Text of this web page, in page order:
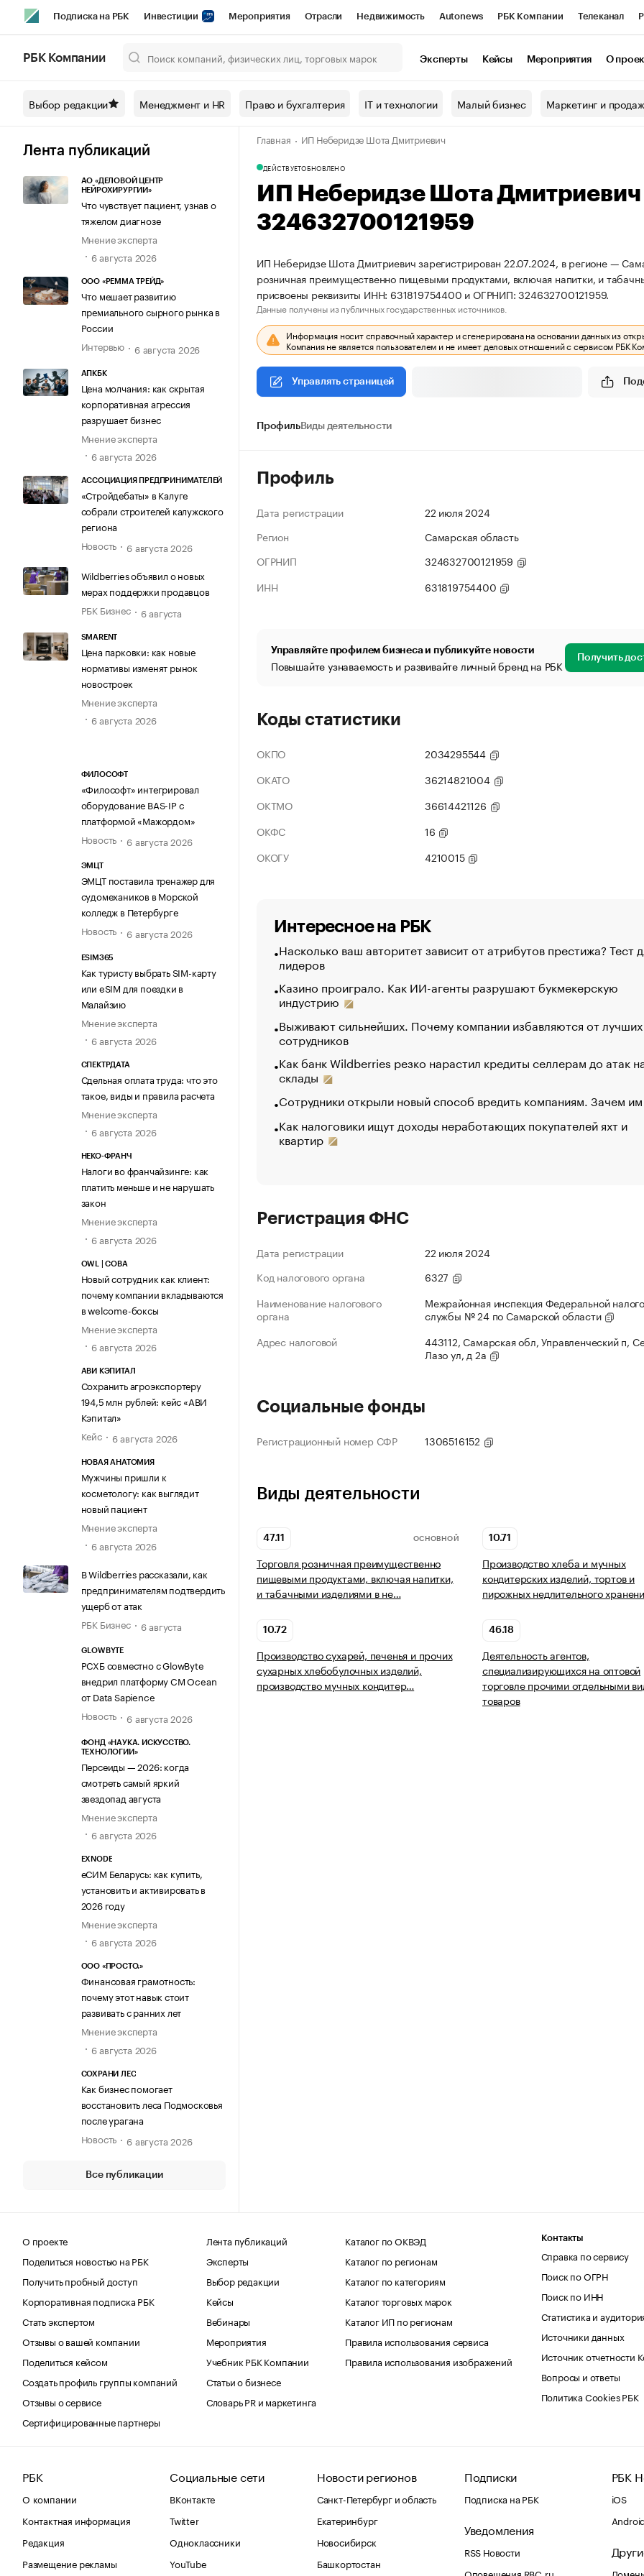
Подписка на РБК Инвестиции Мероприятия Отрасли Недвижимость Autonews РБК Компании Телеканал
Спецпроекты СПб Конференции СПб Спецпроекты Проверка контрагентов
Технологии и медиа Рынок наличной валюты
РБК Компании Эксперты Кейсы Мероприятия О
Выбор редакции Менеджмент и HR Право и бухгалтерия IT и технологии Малый бизнес Маркетинг и
Лента публикаций
АО «ДЕЛОВОЙ ЦЕНТР
НЕЙРОХИРУРГИИ»
Что чувствует пациент, узнав о
тяжелом диагнозе
Мнение эксперта
6 августа 2026
ООО «РЕММА ТРЕЙД»
Что мешает развитию
премиального сырного рынка в
России
Интервью
6 августа 2026
АПКБК
Цена молчания: как скрытая
корпоративная агрессия
разрушает бизнес
Мнение эксперта
6 августа 2026
АССОЦИАЦИЯ ПРЕДПРИНИМАТЕЛЕЙ
«Стройдебаты» в Калуге
собрали строителей калужского
региона
Новость
6 августа 2026
Wildberries объявил о новых
мерах поддержки продавцов
РБК Бизнес
6 августа
SMARENT
Цена парковки: как новые
нормативы изменят рынок
новостроек
Мнение эксперта
6 августа 2026
ФИЛОСОФТ
«Философт» интегрировал
оборудование BAS-IP с
платформой «Мажордом»
Новость
6 августа 2026
ЭМЦТ
ЭМЦТ поставила тренажер для
судомехаников в Морской
колледж в Петербурге
Новость
6 августа 2026
ESIM365
Как туристу выбрать SIM-карту
или eSIM для поездки в
Малайзию
Мнение эксперта
6 августа 2026
СПЕКТРДАТА
Сдельная оплата труда: что это
такое, виды и правила расчета
Мнение эксперта
6 августа 2026
НЕКО-ФРАНЧ
Налоги во франчайзинге: как
платить меньше и не нарушать
закон
Мнение эксперта
6 августа 2026
OWL | СОВА
Новый сотрудник как клиент:
почему компании вкладываются
в welcome-боксы
Мнение эксперта
6 августа 2026
АВИ КЭПИТАЛ
Сохранить агроэкспортеру
194,5 млн рублей: кейс «АВИ
Кэпитал»
Кейс
6 августа 2026
НОВАЯ АНАТОМИЯ
Мужчины пришли к
косметологу: как выглядит
новый пациент
Мнение эксперта
6 августа 2026
В Wildberries рассказали, как
предпринимателям подтвердить
ущерб от атак
РБК Бизнес
6 августа
GLOWBYTE
РСХБ совместно с GlowByte
внедрил платформу CM Ocean
от Data Sapience
Новость
6 августа 2026
ФОНД «НАУКА. ИСКУССТВО.
ТЕХНОЛОГИИ»
Персеиды — 2026: когда
смотреть самый яркий
звездопад августа
Мнение эксперта
6 августа 2026
EXNODE
еСИМ Беларусь: как купить,
установить и активировать в
2026 году
Мнение эксперта
6 августа 2026
ООО «ПРОСТО.»
Финансовая грамотность:
почему этот навык стоит
развивать с ранних лет
Мнение эксперта
6 августа 2026
СОХРАНИ ЛЕС
Как бизнес помогает
восстановить леса Подмосковья
после урагана
Новость
6 августа 2026
Все публикации
Главная ИП Неберидзе Шота Дмитриевич
ДЕЙСТВУЕТОБНОВЛЕНО
ИП Неберидзе Шота
324632700121959
ИП Неберидзе Шота Дмитриевич зарегистрирован 22.07.2024, в регионе —
розничная преимущественно пищевыми продуктами, включая напитки, и
присвоены реквизиты ИНН: 631819754400 и ОГРНИП: 324632700121959.
Данные получены из публичных государственных источников.
Информация носит справочный характер и сгенерирована на основании данных из
Компания не является пользователем и не имеет деловых отношений с сервисом РБК
Управлять страницей
ПрофильВиды деятельности
Профиль
Дата регистрации
22 июля 2024
Регион
Самарская область
ОГРНИП
324632700121959
ИНН
631819754400
Управляйте профилем бизнеса и публикуйте новости
Повышайте узнаваемость и развивайте личный бренд на РБК Получить
Коды статистики
ОКПО
2034295544
ОКАТО
36214821004
ОКТМО
36614421126
ОКФС
16
ОКОГУ
4210015
Интересное на РБК
Насколько ваш авторитет зависит от атрибутов престижа? Тест
лидеров
Казино проиграло. Как ИИ-агенты разрушают букмекерскую
индустрию
Выживают сильнейших. Почему компании избавляются от лучших
сотрудников
Как банк Wildberries резко нарастил кредиты селлерам до атак
склады
Сотрудники открыли новый способ вредить компаниям. Зачем
Как налоговики ищут доходы неработающих покупателей яхт и
квартир
Регистрация ФНС
Дата регистрации
22 июля 2024
Код налогового органа
6327
Наименование налогового
органа
Межрайонная инспекция Федеральной
службы № 24 по Самарской области
Адрес налоговой
443112, Самарская обл, Управленческий п,
Лазо ул, д 2а
Социальные фонды
Регистрационный номер СФР 1306516152
Виды деятельности
47.11 ОСНОВНОЙ
Торговля розничная преимущественно
пищевыми продуктами, включая напитки,
и табачными изделиями в не…
10.71
Производство хлеба и мучных
кондитерских изделий, тортов и
пирожных недлительного
10.72
Производство сухарей, печенья и прочих
сухарных хлебобулочных изделий,
производство мучных кондитер…
46.18
Деятельность агентов,
специализирующихся на оптовой
торговле прочими отдельными
товаров
О проекте
Поделиться новостью на РБК
Получить пробный доступ
Корпоративная подписка РБК
Стать экспертом
Отзывы о вашей компании
Поделиться кейсом
Создать профиль группы компаний
Отзывы о сервисе
Сертифицированные партнеры
Лента публикаций
Эксперты
Выбор редакции
Кейсы
Вебинары
Мероприятия
Учебник РБК Компании
Статьи о бизнесе
Словарь PR и маркетинга
Каталог по ОКВЭД
Каталог по регионам
Каталог по категориям
Каталог торговых марок
Каталог ИП по регионам
Правила использования сервиса
Правила использования изображений
Контакты
Справка по сервису
Поиск по ОГРН
Поиск по ИНН
Статистика и
Источники данных
Источник отчетности
Вопросы и ответы
Политика Cookies РБК
РБК
О компании
Контактная информация
Редакция
Размещение рекламы
Социальные сети
ВКонтакте
Twitter
Одноклассники
YouTube
Новости регионов
Санкт-Петербург и область
Екатеринбург
Новосибирск
Башкортостан
Подписки
Подписка на РБК
Уведомления
RSS Новости
Оповещения RBC.ru
РБК
iOS